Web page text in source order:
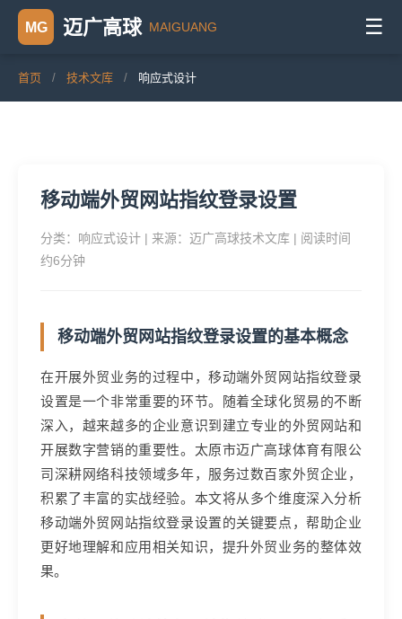
MG 迈广高球 MAIGUANG ☰
首页 / 技术文库 / 响应式设计
移动端外贸网站指纹登录设置
分类：响应式设计 | 来源：迈广高球技术文库 | 阅读时间
约6分钟
移动端外贸网站指纹登录设置的基本概念
在开展外贸业务的过程中，移动端外贸网站指纹登录
设置是一个非常重要的环节。随着全球化贸易的不断
深入，越来越多的企业意识到建立专业的外贸网站和
开展数字营销的重要性。太原市迈广高球体育有限公
司深耕网络科技领域多年，服务过数百家外贸企业，
积累了丰富的实战经验。本文将从多个维度深入分析
移动端外贸网站指纹登录设置的关键要点，帮助企业
更好地理解和应用相关知识，提升外贸业务的整体效
果。